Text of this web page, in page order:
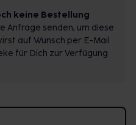
keine Bestellung
Anfrage senden, um diese
auf Wunsch per E-Mail
für Dich zur Verfügung